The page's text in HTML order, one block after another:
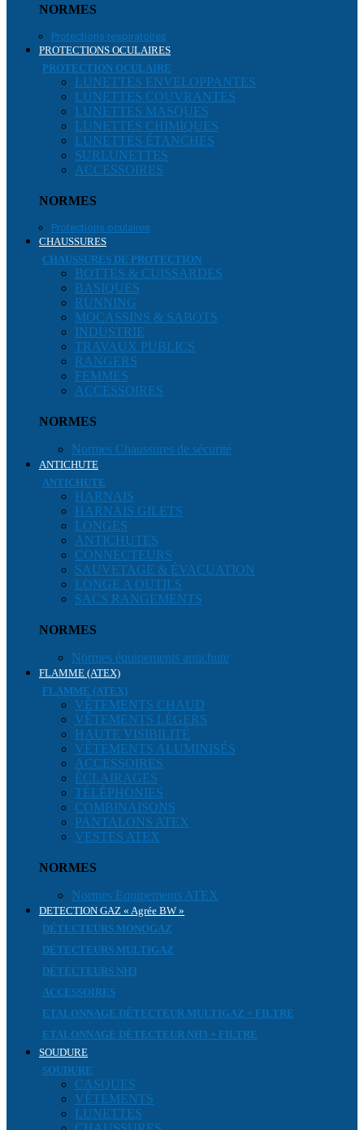
NORMES
Protections respiratoires
PROTECTIONS OCULAIRES
PROTECTION OCULAIRE
LUNETTES ENVELOPPANTES
LUNETTES COUVRANTES
LUNETTES MASQUES
LUNETTES CHIMIQUES
LUNETTES ÉTANCHES
SURLUNETTES
ACCESSOIRES
NORMES
Protections oculaires
CHAUSSURES
CHAUSSURES DE PROTECTION
BOTTES & CUISSARDES
BASIQUES
RUNNING
MOCASSINS & SABOTS
INDUSTRIE
TRAVAUX PUBLICS
RANGERS
FEMMES
ACCESSOIRES
NORMES
Normes Chaussures de sécurité
ANTICHUTE
ANTICHUTE
HARNAIS
HARNAIS GILETS
LONGES
ANTICHUTES
CONNECTEURS
SAUVETAGE & ÉVACUATION
LONGE A OUTILS
SACS RANGEMENTS
NORMES
Normes équipements antichute
FLAMME (ATEX)
FLAMME (ATEX)
VÊTEMENTS CHAUD
VÊTEMENTS LÉGERS
HAUTE VISIBILITÉ
VÊTEMENTS ALUMINISÉS
ACCESSOIRES
ÉCLAIRAGES
TÉLÉPHONIES
COMBINAISONS
PANTALONS ATEX
VESTES ATEX
NORMES
Normes Equipements ATEX
DETECTION GAZ « Agrée BW »
DÉTECTEURS MONOGAZ
DÉTECTEURS MULTIGAZ
DÉTECTEURS NH3
ACCESSOIRES
ETALONNAGE DÉTECTEUR MULTIGAZ + FILTRE
ETALONNAGE DÉTECTEUR NH3 + FILTRE
SOUDURE
SOUDURE
CASQUES
VÊTEMENTS
LUNETTES